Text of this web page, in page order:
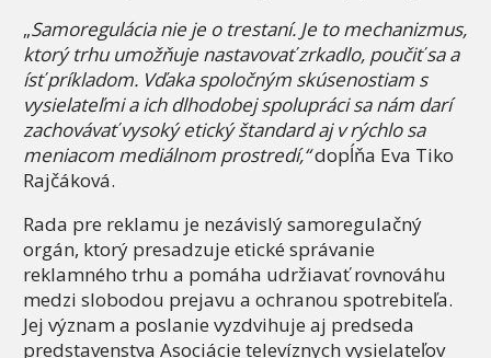
„Samoregulácia nie je o trestaní. Je to mechanizmus,
ktorý trhu umožňuje nastavovať zrkadlo, poučiť sa a
ísť príkladom. Vďaka spoločným skúsenostiam s
vysielateľmi a ich dlhodobej spolupráci sa nám darí
zachovávať vysoký etický štandard aj v rýchlo sa
meniacom mediálnom prostredí,“dopĺňa Eva Tiko
Rajčáková.
Rada pre reklamu je nezávislý samoregulačný
orgán, ktorý presadzuje etické správanie
reklamného trhu a pomáha udržiavať rovnováhu
medzi slobodou prejavu a ochranou spotrebiteľa.
Jej význam a poslanie vyzdvihuje aj predseda
predstavenstva Asociácie televíznych vysielateľov